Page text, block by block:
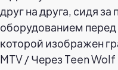
MTV / Через Teen Wolf